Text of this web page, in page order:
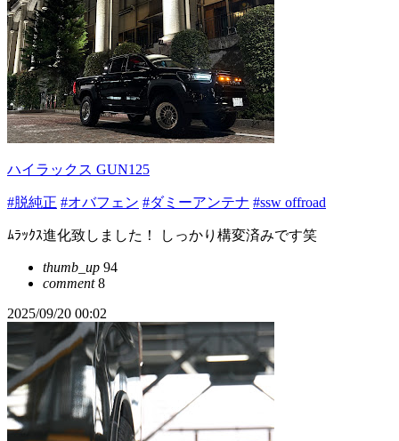
ハイラックス GUN125
#脱純正 #オバフェン #ダミーアンテナ #ssw offroad
ﾑﾗｯｸｽ進化致しました！ しっかり構変済みです笑
thumb_up 94
comment8
2025/09/20 00:02